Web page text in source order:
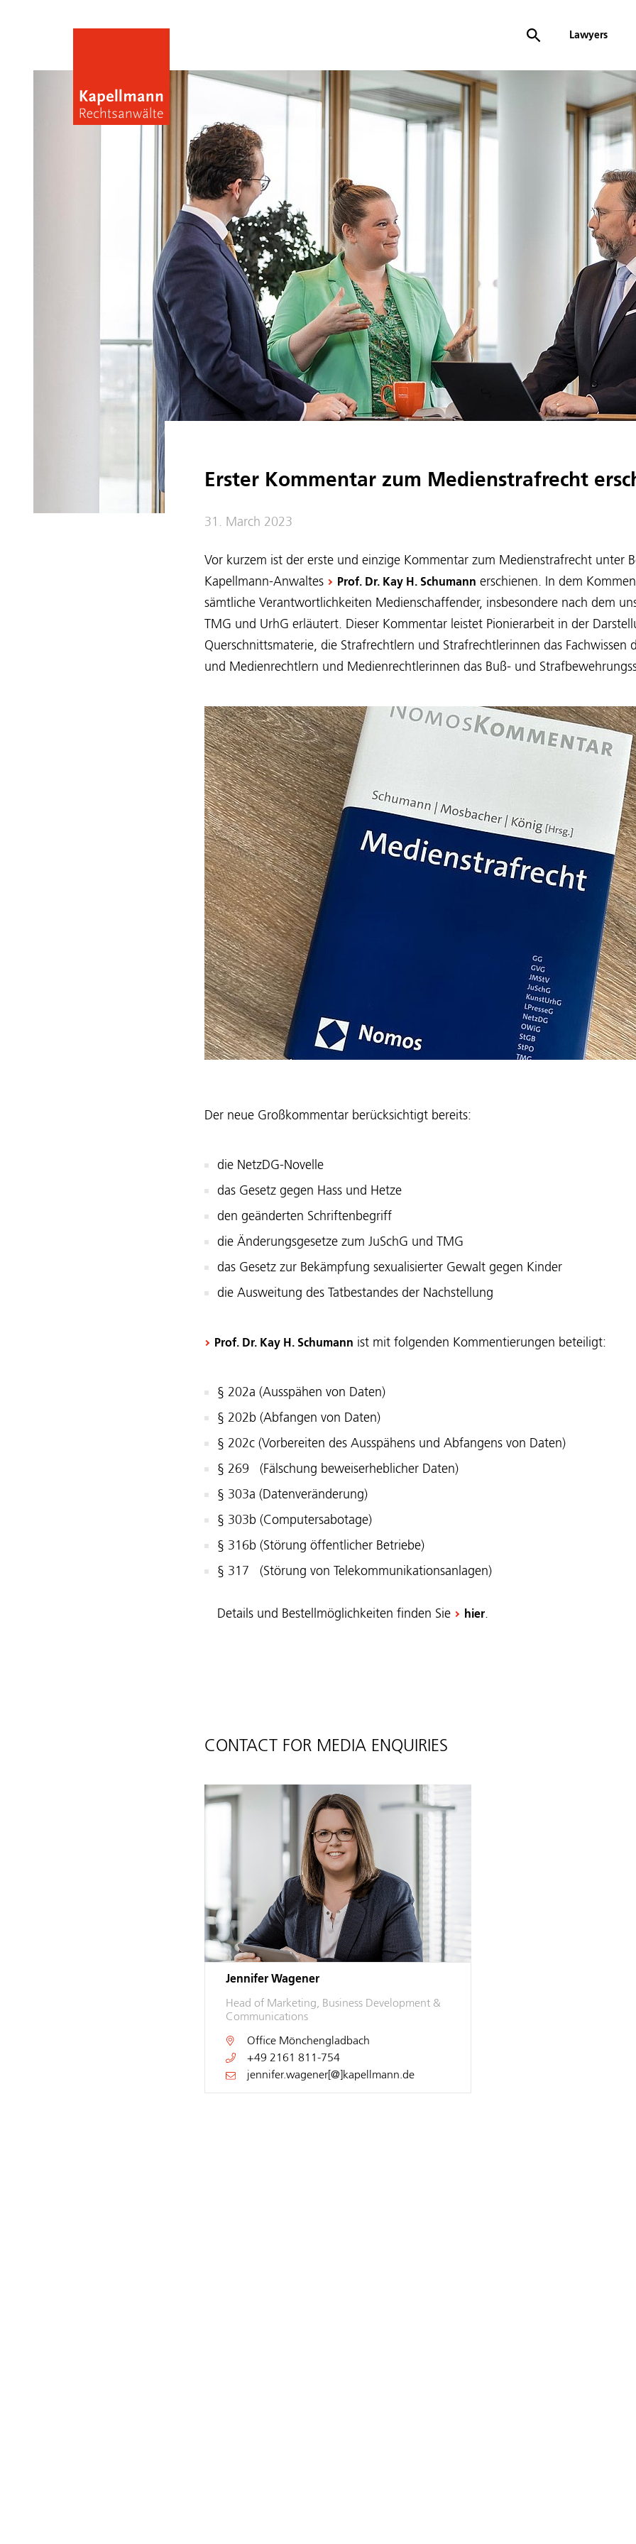
Lawyers
Erster Kommentar zum Medienstrafrecht
31. March 2023
Vor kurzem ist der erste und einzige Kommentar zum Medienstrafrecht unter
Kapellmann-Anwaltes
Prof. Dr. Kay H. Schumann erschienen. In dem
sämtliche Verantwortlichkeiten Medienschaffender, insbesondere nach dem
TMG und UrhG erläutert. Dieser Kommentar leistet Pionierarbeit in der
Querschnittsmaterie, die Strafrechtlern und Strafrechtlerinnen das Fachwissen
und Medienrechtlern und Medienrechtlerinnen das Buß- und
Der neue Großkommentar berücksichtigt bereits:
die NetzDG-Novelle
das Gesetz gegen Hass und Hetze
den geänderten Schriftenbegriff
die Änderungsgesetze zum JuSchG und TMG
das Gesetz zur Bekämpfung sexualisierter Gewalt gegen Kinder
die Ausweitung des Tatbestandes der Nachstellung
Prof. Dr. Kay H. Schumann ist mit folgenden Kommentierungen beteiligt:
§ 202a (Ausspähen von Daten)
§ 202b (Abfangen von Daten)
§ 202c (Vorbereiten des Ausspähens und Abfangens von Daten)
§ 269 (Fälschung beweiserheblicher Daten)
§ 303a (Datenveränderung)
§ 303b (Computersabotage)
§ 316b (Störung öffentlicher Betriebe)
§ 317 (Störung von Telekommunikationsanlagen)
Details und Bestellmöglichkeiten finden Sie hier.
CONTACT FOR MEDIA ENQUIRIES
Jennifer Wagener
Head of Marketing, Business Development &
Communications
Office Mönchengladbach
+49 2161 811-754
jennifer.wagener[@]kapellmann.de